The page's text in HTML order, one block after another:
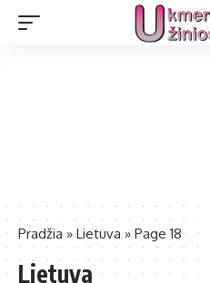
Pradžia »Lietuva » Page 18
Lietuva